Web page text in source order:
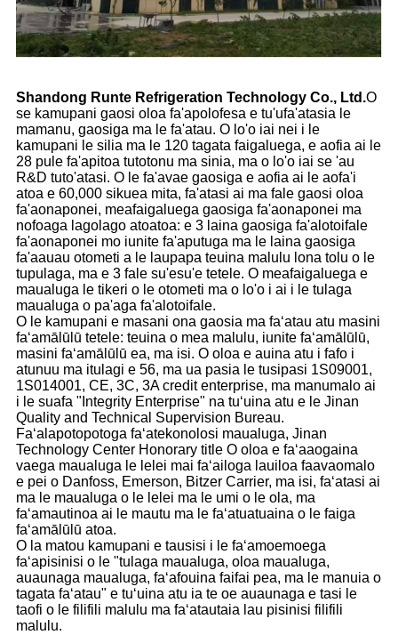
Shandong Runte Refrigeration Technology Co., Ltd.O
se kamupani gaosi oloa fa'apolofesa e tu'ufa'atasia le
mamanu, gaosiga ma le fa'atau. O lo'o iai nei i le
kamupani le silia ma le 120 tagata faigaluega, e aofia ai le
28 pule fa'apitoa tutotonu ma sinia, ma o lo'o iai se 'au
R&D tuto'atasi. O le fa'avae gaosiga e aofia ai le aofa'i
atoa e 60,000 sikuea mita, fa'atasi ai ma fale gaosi oloa
fa'aonaponei, meafaigaluega gaosiga fa'aonaponei ma
nofoaga lagolago atoatoa: e 3 laina gaosiga fa'alotoifale
fa'aonaponei mo iunite fa'aputuga ma le laina gaosiga
fa'aauau otometi a le laupapa teuina malulu lona tolu o le
tupulaga, ma e 3 fale su'esu'e tetele. O meafaigaluega e
maualuga le tikeri o le otometi ma o lo'o i ai i le tulaga
maualuga o pa'aga fa'alotoifale.
O le kamupani e masani ona gaosia ma faʻatau atu masini
faʻamālūlū tetele: teuina o mea malulu, iunite faʻamālūlū,
masini faʻamālūlū ea, ma isi. O oloa e auina atu i fafo i
atunuu ma itulagi e 56, ma ua pasia le tusipasi 1S09001,
1S014001, CE, 3C, 3A credit enterprise, ma manumalo ai
i le suafa "Integrity Enterprise" na tuʻuina atu e le Jinan
Quality and Technical Supervision Bureau.
Faʻalapotopotoga faʻatekonolosi maualuga, Jinan
Technology Center Honorary title O oloa e faʻaaogaina
vaega maualuga le lelei mai faʻailoga lauiloa faavaomalo
e pei o Danfoss, Emerson, Bitzer Carrier, ma isi, faʻatasi ai
ma le maualuga o le lelei ma le umi o le ola, ma
faʻamautinoa ai le mautu ma le faʻatuatuaina o le faiga
faʻamālūlū atoa.
O la matou kamupani e tausisi i le faʻamoemoega
faʻapisinisi o le "tulaga maualuga, oloa maualuga,
auaunaga maualuga, faʻafouina faifai pea, ma le manuia o
tagata faʻatau" e tuʻuina atu ia te oe auaunaga e tasi le
taofi o le filifili malulu ma faʻatautaia lau pisinisi filifili
malulu.